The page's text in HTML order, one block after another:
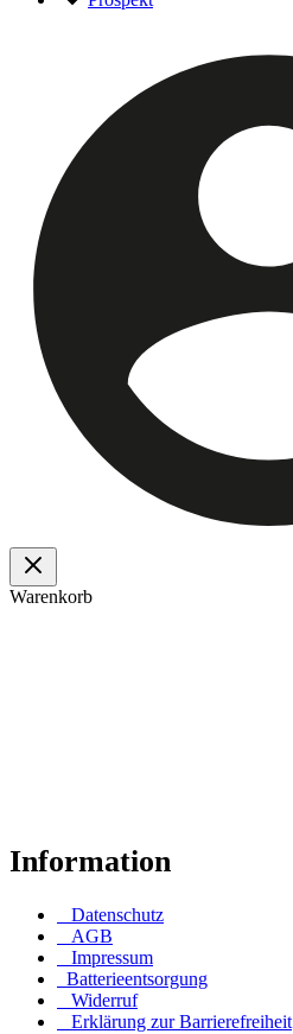
Warenkorb
Information
Datenschutz
AGB
Impressum
Batterieentsorgung
Widerruf
Erklärung zur Barrierefreiheit